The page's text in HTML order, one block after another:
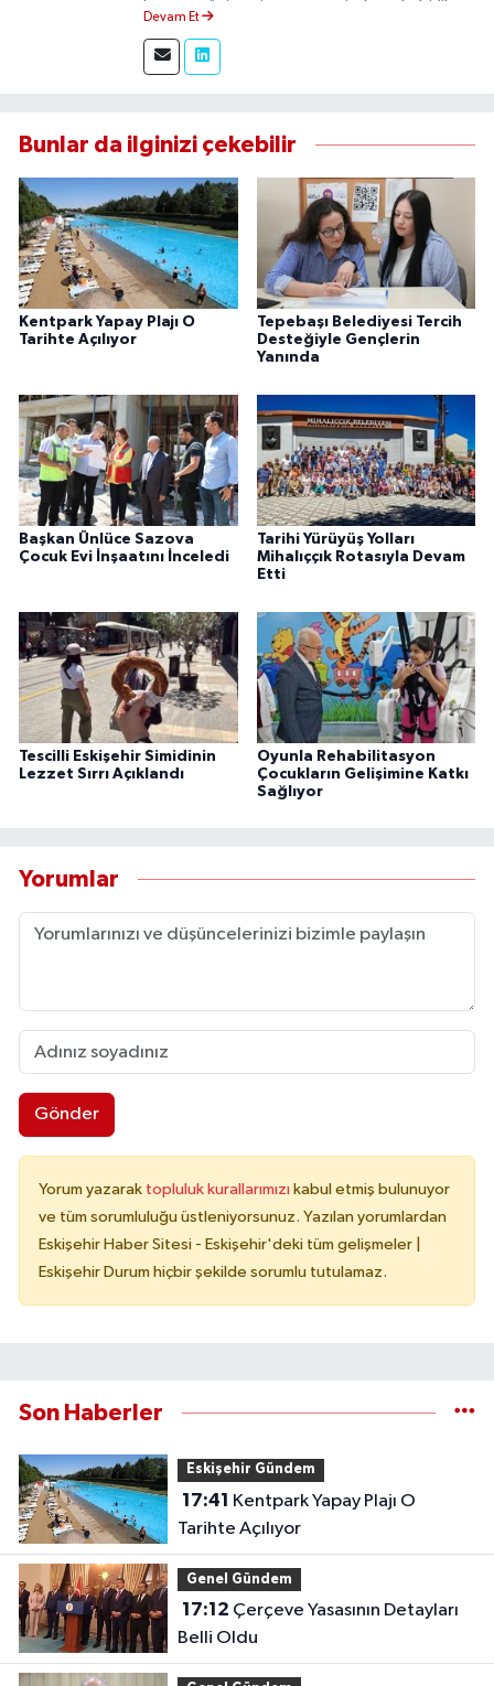
boyunca üniversite gazetesinde muhabirlik
Haber'de sahadan doğru ve tarafsız bilgi
aktarımı sağlamaktayım.
Devam Et
Bunlar da ilginizi çekebilir
Kentpark Yapay Plajı O
Tarihte Açılıyor
Tepebaşı Belediyesi Tercih
Desteğiyle Gençlerin
Yanında
Başkan Ünlüce Sazova
Çocuk Evi İnşaatını İnceledi
Tarihi Yürüyüş Yolları
Mihalıççık Rotasıyla Devam
Etti
Tescilli Eskişehir Simidinin
Lezzet Sırrı Açıklandı
Oyunla Rehabilitasyon
Çocukların Gelişimine Katkı
Sağlıyor
Yorumlar
Gönder
Yorum yazarak topluluk kurallarımızı kabul etmiş bulunuyor
ve tüm sorumluluğu üstleniyorsunuz. Yazılan yorumlardan
Eskişehir Haber Sitesi - Eskişehir'deki tüm gelişmeler |
Eskişehir Durum hiçbir şekilde sorumlu tutulamaz.
Son Haberler
Eskişehir Gündem
17:41
Tarihte Açılıyor
Genel Gündem
17:12
Belli Oldu